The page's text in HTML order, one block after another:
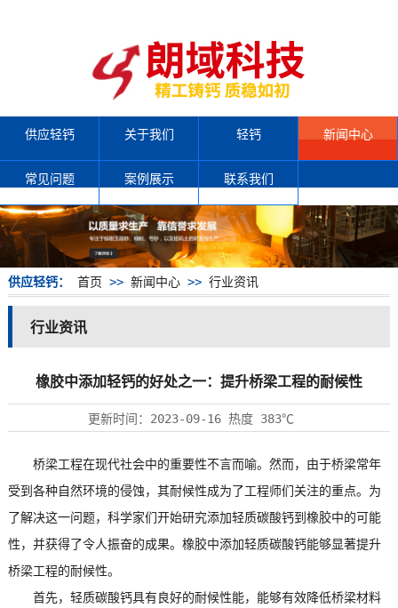
供应轻钙 关于我们 轻钙 新闻中心
常见问题 案例展示 联系我们
供应轻钙： 首页 >> 新闻中心>> 行业资讯
行业资讯
橡胶中添加轻钙的好处之一：提升桥梁工程的耐候性
更新时间： 2023-09-16热度 383℃
桥梁工程在现代社会中的重要性不言而喻。然而，由于桥梁常年
受到各种自然环境的侵蚀，其耐候性成为了工程师们关注的重点。为
了解决这一问题，科学家们开始研究添加轻质碳酸钙到橡胶中的可能
性，并获得了令人振奋的成果。橡胶中添加轻质碳酸钙能够显著提升
桥梁工程的耐候性。
首先，轻质碳酸钙具有良好的耐候性能，能够有效降低桥梁材料